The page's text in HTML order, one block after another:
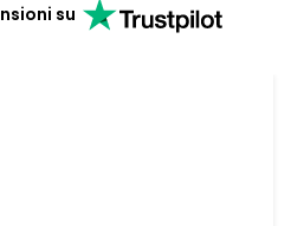
su